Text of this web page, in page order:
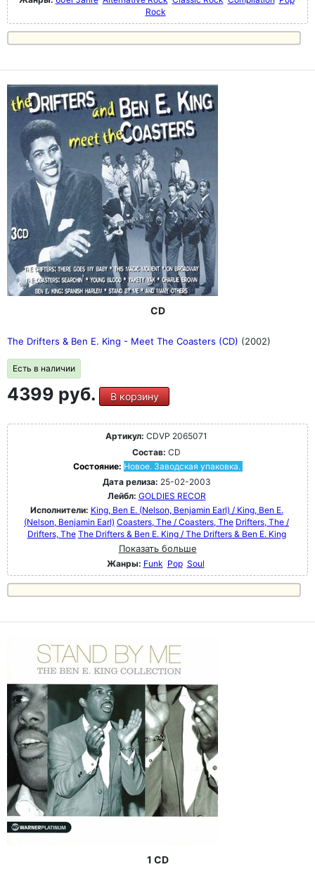
Rock
CD
The Drifters & Ben E. King - Meet The Coasters (CD) (2002)
Есть в наличии
4399 руб. В корзину
Артикул: CDVP 2065071
Состав: CD
Состояние: Новое. Заводская упаковка.
Дата релиза: 25-02-2003
Лейбл: GOLDIES RECOR
Исполнители: King, Ben E. (Nelson, Benjamin Earl) / King, Ben E.
(Nelson, Benjamin Earl) Coasters, The / Coasters, The Drifters, The /
Drifters, The The Drifters & Ben E. King / The Drifters & Ben E. King
Показать больше
Жанры: Funk Pop Soul
1 CD